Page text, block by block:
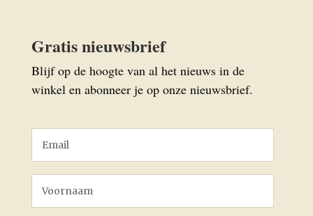
Gratis nieuwsbrief
Blijf op de hoogte van al het nieuws in de
winkel en abonneer je op onze nieuwsbrief.